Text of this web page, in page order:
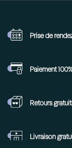
Prise de
Paiement
Retours
Livraison